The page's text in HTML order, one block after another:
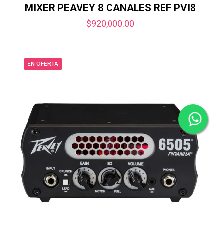
MIXER PEAVEY 8 CANALES REF PVI8
$920,000.00
EN OFERTA